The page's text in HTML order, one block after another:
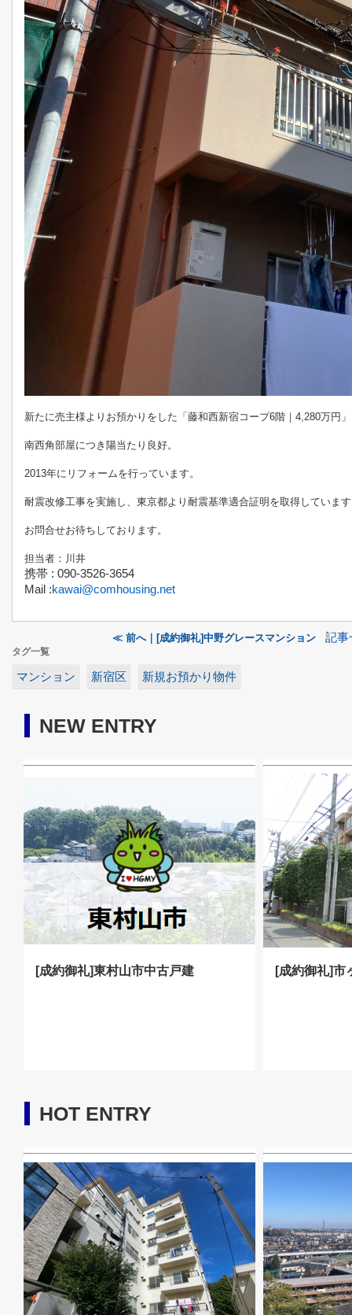
新たに売主様よりお預かりをした「藤和西新宿コープ6階｜4,280万円
南西角部屋につき陽当たり良好。
2013年にリフォームを行っています。
耐震改修工事を実施し、東京都より耐震基準適合証明を取得していま
お問合せお待ちしております。
担当者：川井
携帯 : 090-3526-3654
Mail :kawai@comhousing.net
≪ 前へ｜[成約御礼]中野グレースマンション 記事
タグ一覧
マンション 新宿区 新規お預かり物件
NEW ENTRY
[成約御礼]東村山市中古戸建 [成約御礼]市
HOT ENTRY